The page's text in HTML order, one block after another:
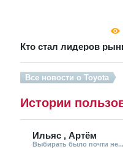
Кто стал лидеров
Все новости о Toyota
Истории
Ильяс , Артём
Выбирать было почти не...